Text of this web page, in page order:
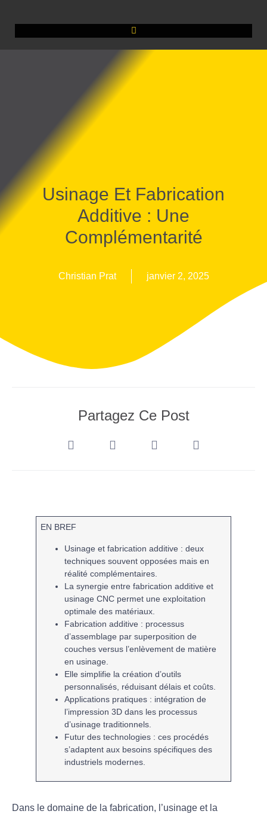
Usinage Et Fabrication
Additive : Une
Complémentarité
Christian Prat janvier 2, 2025
Partagez Ce Post
EN BREF
Usinage etfabrication additive : deux
techniques souvent opposées mais en
réalitécomplémentaires
La synergie entrefabrication additive et
usinage CNC permet une exploitation
optimale des matériaux.
Fabrication additive : processus
d’assemblage parsuperposition de
couches versus l’enlèvement de matière
en usinage
Elle simplifie la création d’outils
personnalisés, réduisantdélais etcoûts
Applications pratiques : intégration de
l’impression 3D dans les processus
d’usinage traditionnels.
Futur des technologies : ces procédés
s’adaptent aux besoins spécifiques des
industriels modernes.
Dans le domaine de la fabrication, l’usinage et la